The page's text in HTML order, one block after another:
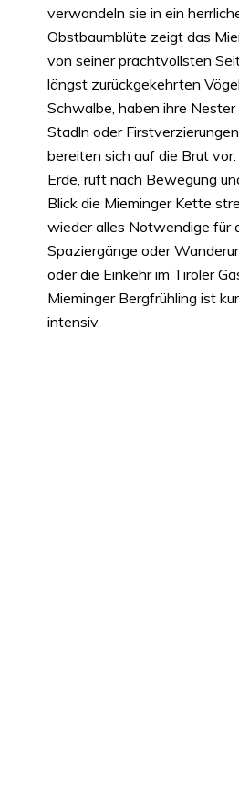
verwandeln sie in ein
Obstbaumblüte zeigt das
von seiner prachtvollsten
längst zurückgekehrten
Schwalbe, haben ihre Nester
Stadln oder
bereiten sich auf die Brut
Erde, ruft nach Bewegung
Blick die Mieminger Kette
wieder alles Notwendige für
Spaziergänge oder
oder die Einkehr im Tiroler
Mieminger Bergfrühling ist
intensiv.